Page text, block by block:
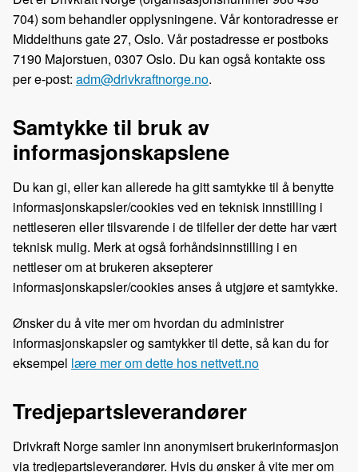
704) som behandler opplysningene. Vår kontoradresse er
Middelthuns gate 27, Oslo. Vår postadresse er postboks
7190 Majorstuen, 0307 Oslo. Du kan også kontakte oss
per e-post: adm@drivkraftnorge.no.
Samtykke til bruk av
informasjonskapslene
Du kan gi, eller kan allerede ha gitt samtykke til å benytte
informasjonskapsler/cookies ved en teknisk innstilling i
nettleseren eller tilsvarende i de tilfeller der dette har vært
teknisk mulig. Merk at også forhåndsinnstilling i en
nettleser om at brukeren aksepterer
informasjonskapsler/cookies anses å utgjøre et samtykke.
Ønsker du å vite mer om hvordan du administrer
informasjonskapsler og samtykker til dette, så kan du for
eksempel lære mer om dette hos nettvett.no
Tredjepartsleverandører
Drivkraft Norge samler inn anonymisert brukerinformasjon
via tredjepartsleverandører. Hvis du ønsker å vite mer om